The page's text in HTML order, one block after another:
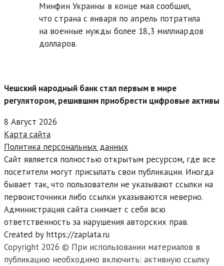
Минфин Украины в конце мая сообщил,
что страна с января по апрель потратила
на военные нужды более 18,3 миллиардов
долларов.
Чешский народный банк стал первым в мире
регулятором, решившим приобрести цифровые активы
8 Август 2026
Карта сайта
Политика персональных данных
Сайт является полностью открытым ресурсом, где все
посетители могут присылать свои публикации. Иногда
бывает так, что пользователи не указывают ссылки на
первоисточники либо ссылки указываются неверно.
Администрация сайта снимает с себя всю
ответственность за нарушения авторских прав.
Created by https://zaplata.ru
Copyright 2026 © При использовании материалов в
публикацию необходимо включить: активную ссылку